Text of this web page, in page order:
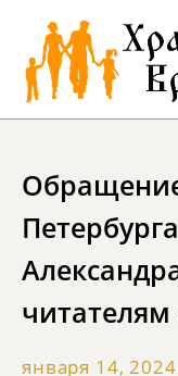
января 14, 2024
читателям